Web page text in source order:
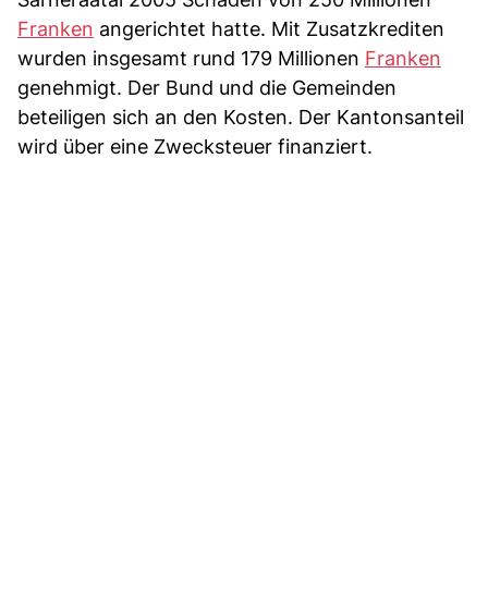
Franken angerichtet hatte. Mit Zusatzkrediten
wurden insgesamt rund 179 Millionen Franken
genehmigt. Der Bund und die Gemeinden
beteiligen sich an den Kosten. Der Kantonsanteil
wird über eine Zwecksteuer finanziert.